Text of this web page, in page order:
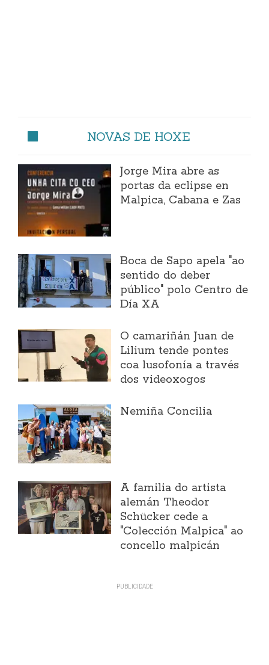
NOVAS DE HOXE
Jorge Mira abre as
portas da eclipse en
Malpica, Cabana e Zas
Boca de Sapo apela "ao
sentido do deber
público" polo Centro de
Día XA
O camariñán Juan de
Lilium tende pontes
coa lusofonía a través
dos videoxogos
Nemiña Concilia
A familia do artista
alemán Theodor
Schücker cede a
"Colección Malpica" ao
concello malpicán